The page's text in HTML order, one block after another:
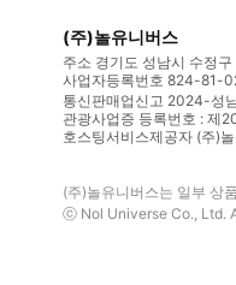
(주)놀유니버스
주소 경기도 성남시 수정
사업자등록번호 824-81-
통신판매업신고 2024-성
관광사업증 등록번호 :
호스팅서비스제공자 (주)
(주)놀유니버스는 일부 상
ⓒ Nol Universe Co., Ltd.